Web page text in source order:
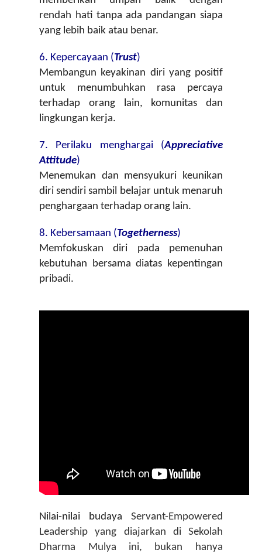
rendah hati tanpa ada pandangan siapa
yang lebih baik atau benar.
6. Kepercayaan (Trust)
Membangun keyakinan diri yang positif
untuk menumbuhkan rasa percaya
terhadap orang lain, komunitas dan
lingkungan kerja.
7. Perilaku menghargai (Appreciative
Attitude)
Menemukan dan mensyukuri keunikan
diri sendiri sambil belajar untuk menaruh
penghargaan terhadap orang lain.
8. Kebersamaan (Togetherness)
Memfokuskan diri pada pemenuhan
kebutuhan bersama diatas kepentingan
pribadi.
Nilai-nilai budaya Servant-Empowered
Leadership yang diajarkan di Sekolah
Dharma Mulya ini, bukan hanya